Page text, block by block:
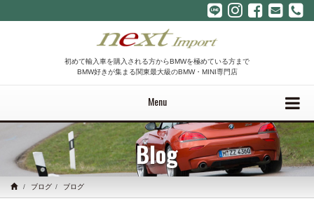
初めて輸入車を購入される方からBMWを極めている方まで
BMW好きが集まる関東最大級のBMW・MINI専門店
Menu
Blog
ブログ ブログ